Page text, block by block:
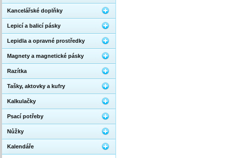
Kancelářské doplňky
Lepicí a balicí pásky
Lepidla a opravné prostředky
Magnety a magnetické pásky
Razítka
Tašky, aktovky a kufry
Kalkulačky
Psací potřeby
Nůžky
Kalendáře